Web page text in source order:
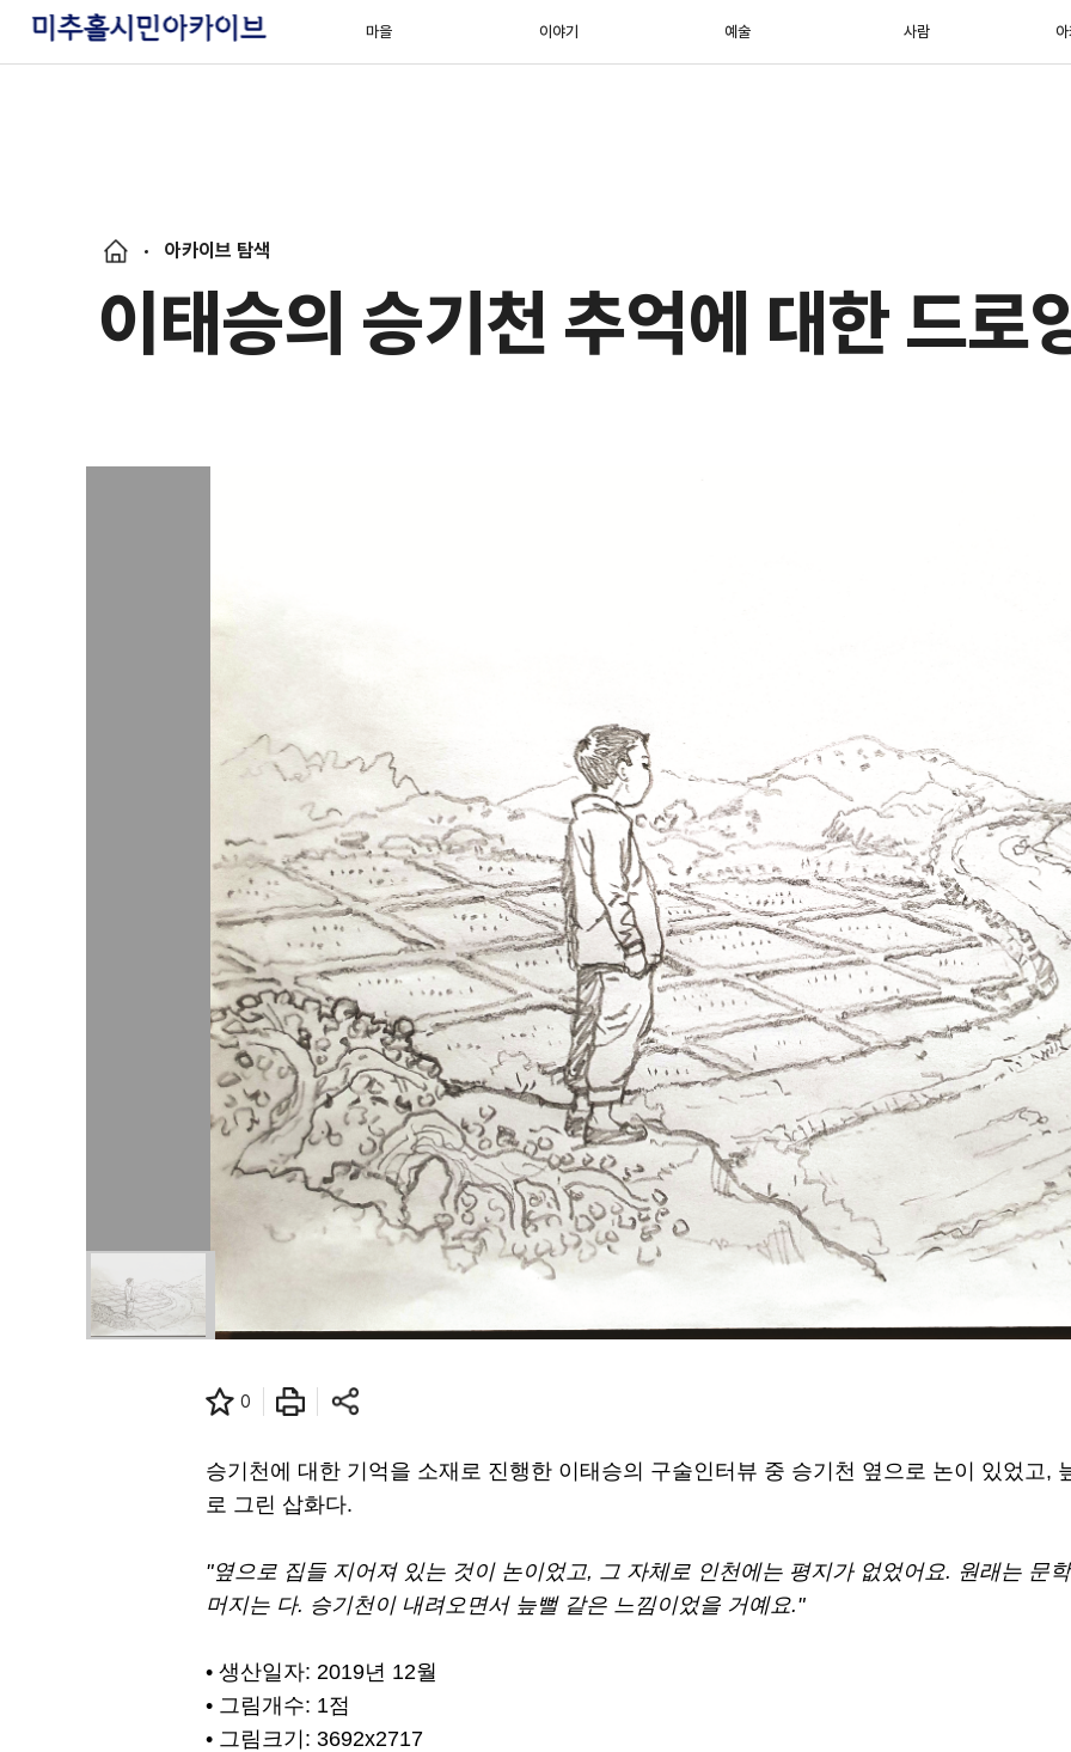
마을 이야기 예술 사람
아카이브 탐색
이태승의 승기천 추억에 대한 드로
0
승기천에 대한 기억을 소재로 진행한 이태승의 구술인터뷰 중 승기천 옆으로 논이 있었고,
로 그린 삽화다.
"옆으로 집들 지어져 있는 것이 논이었고, 그 자체로 인천에는 평지가 없었어요. 원래는 문
머지는 다. 승기천이 내려오면서 늪뻘 같은 느낌이었을 거예요."
• 생산일자: 2019년 12월
• 그림개수: 1점
• 그림크기: 3692x2717